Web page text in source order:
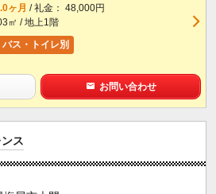
ヶ月 / 礼金： 48,000円
㎡ / 地上1階
バス・トイレ別
お問い合わせ
ス